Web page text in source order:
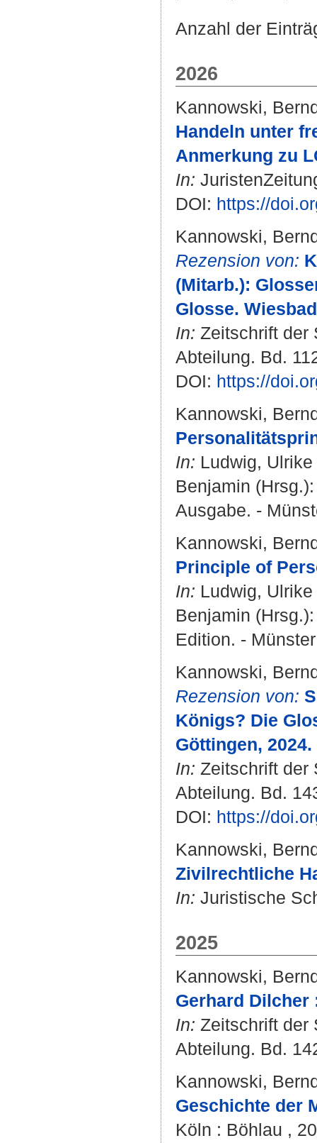
Anzahl der
2026
Kannowski,
Handeln unter
Anmerkung zu
In:
DOI: https://
Kannowski,
Rezension von:
(Mitarb.):
Glosse.
In: Zeitschrift der
Abteilung. Bd.
DOI: https://
Kannowski,
In: Ludwig, Ulrike
Benjamin
Ausgabe. -
Kannowski,
Principle of
In: Ludwig, Ulrike
Benjamin
Edition. -
Kannowski,
Rezension von:
Königs? Die
Göttingen, 2024.
In: Zeitschrift der
Abteilung. Bd.
DOI: https://
Kannowski,
Zivilrechtliche
In: Juristische
2025
Kannowski,
Gerhard Dilcher
In: Zeitschrift der
Abteilung. Bd.
Kannowski,
Geschichte der
Köln : Böhlau ,